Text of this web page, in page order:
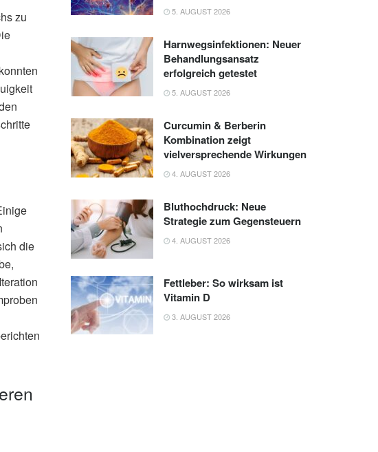
zu
die
5. AUGUST 2026
Harnwegsinfektionen: Neuer
Behandlungsansatz
erfolgreich getestet
5. AUGUST 2026
Curcumin & Berberin
Kombination zeigt
vielversprechende Wirkungen
4. AUGUST 2026
Bluthochdruck: Neue
Strategie zum Gegensteuern
4. AUGUST 2026
Fettleber: So wirksam ist
Vitamin D
3. AUGUST 2026